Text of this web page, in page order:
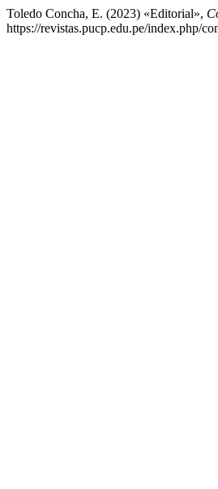
Toledo Concha, E. (2023) «Editorial»,
https://revistas.pucp.edu.pe/index.php/